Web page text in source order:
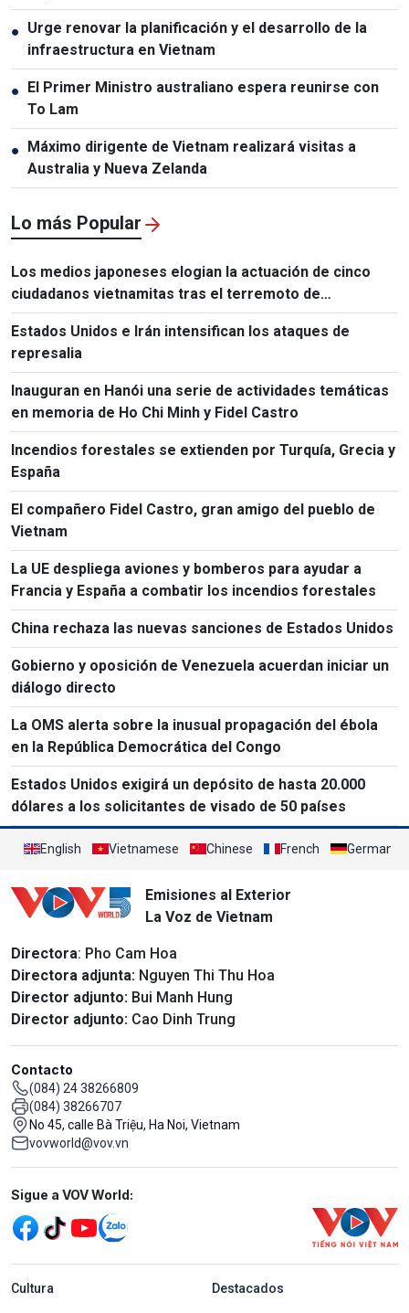
relaciones Vietnam-Tailandia
● Urge renovar la planificación y el desarrollo de la
infraestructura en Vietnam
● El Primer Ministro australiano espera reunirse con
To Lam
● Máximo dirigente de Vietnam realizará visitas a
Australia y Nueva Zelanda
Lo más Popular
Los medios japoneses elogian la actuación de cinco
ciudadanos vietnamitas tras el terremoto de
Kumamoto
Estados Unidos e Irán intensifican los ataques de
represalia
Inauguran en Hanói una serie de actividades temáticas
en memoria de Ho Chi Minh y Fidel Castro
Incendios forestales se extienden por Turquía, Grecia y
España
El compañero Fidel Castro, gran amigo del pueblo de
Vietnam
La UE despliega aviones y bomberos para ayudar a
Francia y España a combatir los incendios forestales
China rechaza las nuevas sanciones de Estados Unidos
Gobierno y oposición de Venezuela acuerdan iniciar un
diálogo directo
La OMS alerta sobre la inusual propagación del ébola
en la República Democrática del Congo
Estados Unidos exigirá un depósito de hasta 20.000
dólares a los solicitantes de visado de 50 países
English Vietnamese Chinese French German
Emisiones al Exterior
La Voz de Vietnam
Directora: Pho Cam Hoa
Directora adjunta: Nguyen Thi Thu Hoa
Director adjunto: Bui Manh Hung
Director adjunto: Cao Dinh Trung
Contacto
(084) 24 38266809
(084) 38266707
No 45, calle Bà Triệu, Ha Noi, Vietnam
vovworld@vov.vn
Mạng xã hội
Sigue a VOV World:
menu footer tiếng Tây ban nha
Cultura Destacados